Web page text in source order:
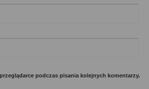
podczas pisania kolejnych komentarzy.